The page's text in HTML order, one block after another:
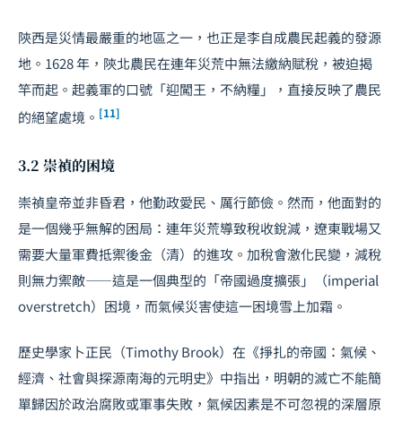
陝西是災情最嚴重的地區之一，也正是李自成農民起義的發源
地。1628 年，陝北農民在連年災荒中無法繳納賦稅，被迫揭
竿而起。起義軍的口號「迎闖王，不納糧」，直接反映了農民
的絕望處境。 [11]
3.2 崇禎的困境
崇禎皇帝並非昏君，他勤政愛民、厲行節儉。然而，他面對的
是一個幾乎無解的困局：連年災荒導致稅收銳減，遼東戰場又
需要大量軍費抵禦後金（清）的進攻。加稅會激化民變，減稅
則無力禦敵——這是一個典型的「帝國過度擴張」（imperial
overstretch）困境，而氣候災害使這一困境雪上加霜。
歷史學家卜正民（Timothy Brook）在《掙扎的帝國：氣候、
經濟、社會與探源南海的元明史》中指出，明朝的滅亡不能簡
單歸因於政治腐敗或軍事失敗，氣候因素是不可忽視的深層原